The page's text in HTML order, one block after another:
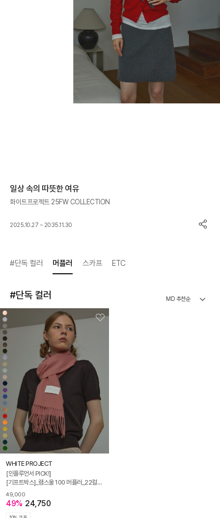
일상 속의 따뜻한 여유
화이트프로젝트 25FW COLLECTION
2025.10.27 ~ 2035.11.30
#단독 컬러 머플러 스카프 ETC
#단독 컬러
WHITE PROJECT
[인플루언서 PICK!]
[기프트박스]_램스울 100 머플러_22컬러_남녀공용
49,000
49% 24,750